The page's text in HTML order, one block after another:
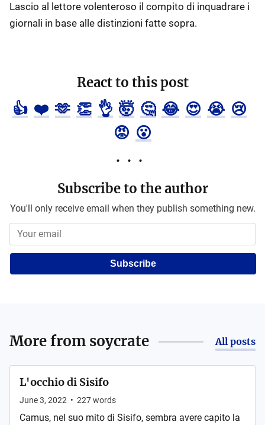
Lascio al lettore volenteroso il compito di inquadrare i
giornali in base alle distinzioni fatte sopra.
React to this post
👍 ❤️ 🫶 👏 👌 🤯 🤔 😂 😍 😭 😢
😡 😮
Subscribe to the author
You'll only receive email when they publish something new.
Subscribe
More from soycrate All posts
L'occhio di Sisifo
June 3, 2022 • 227words
Camus, nel suo mito di Sisifo, sembra avere capito la